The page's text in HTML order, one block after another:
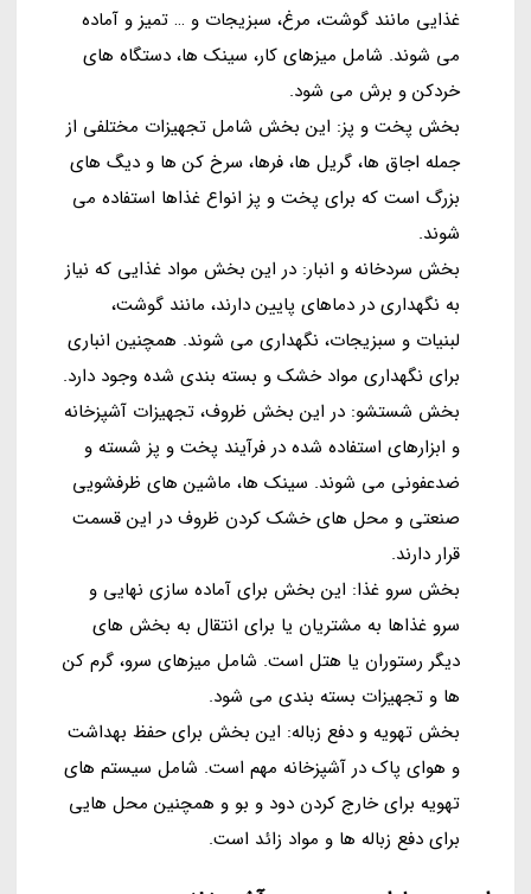
غذایی مانند گوشت، مرغ، سبزیجات و … تمیز و آماده
می شوند. شامل میزهای کار، سینک ها، دستگاه های
خردکن و برش می شود.
بخش پخت و پز: این بخش شامل تجهیزات مختلفی از
جمله اجاق ها، گریل ها، فرها، سرخ کن ها و دیگ های
بزرگ است که برای پخت و پز انواع غذاها استفاده می
شوند.
بخش سردخانه و انبار: در این بخش مواد غذایی که نیاز
به نگهداری در دماهای پایین دارند، مانند گوشت،
لبنیات و سبزیجات، نگهداری می شوند. همچنین انباری
برای نگهداری مواد خشک و بسته بندی شده وجود دارد.
بخش شستشو: در این بخش ظروف، تجهیزات آشپزخانه
و ابزارهای استفاده شده در فرآیند پخت و پز شسته و
ضدعفونی می شوند. سینک ها، ماشین های ظرفشویی
صنعتی و محل های خشک کردن ظروف در این قسمت
قرار دارند.
بخش سرو غذا: این بخش برای آماده سازی نهایی و
سرو غذاها به مشتریان یا برای انتقال به بخش های
دیگر رستوران یا هتل است. شامل میزهای سرو، گرم کن
ها و تجهیزات بسته بندی می شود.
بخش تهویه و دفع زباله: این بخش برای حفظ بهداشت
و هوای پاک در آشپزخانه مهم است. شامل سیستم های
تهویه برای خارج کردن دود و بو و همچنین محل هایی
برای دفع زباله ها و مواد زائد است.